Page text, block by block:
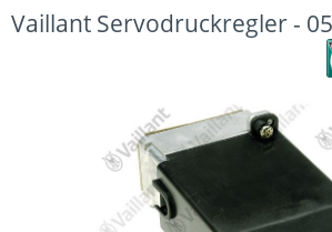
Vaillant Servodruckregler -